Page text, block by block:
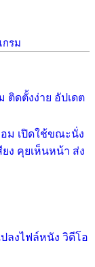
รม
ติดตั้งง่าย อัปเดต
ม เปิดใช้ขณะนั่ง
ง คุยเห็นหน้า ส่ง
ปลงไฟล์หนัง วิดีโอ